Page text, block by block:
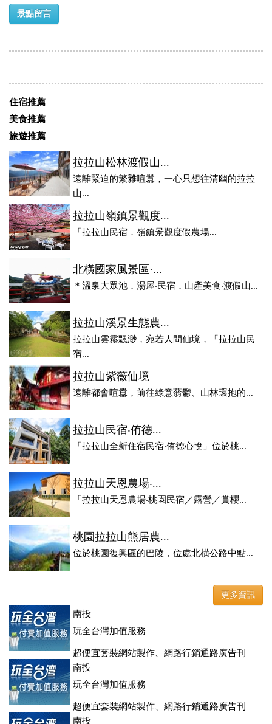
景點留言
住宿推薦
美食推薦
旅遊推薦
拉拉山松林渡假山...
遠離緊迫的繁雜喧囂，一心只想往清幽的拉拉
山...
拉拉山嶺鎮景觀度...
「拉拉山民宿．嶺鎮景觀度假農場...
北橫國家風景區·...
＊溫泉大眾池．湯屋‧民宿．山產美食‧渡假山...
拉拉山溪景生態農...
拉拉山雲霧飄渺，宛若人間仙境，「拉拉山民
宿...
拉拉山紫薇仙境
遠離都會喧囂，前往綠意蓊鬱、山林環抱的...
拉拉山民宿‧侑德...
「拉拉山全新住宿民宿‧侑德心悅」位於桃...
拉拉山天恩農場‧...
「拉拉山天恩農場‧桃園民宿／露營／賞櫻...
桃園拉拉山熊居農...
位於桃園復興區的巴陵，位處北橫公路中點...
更多資訊
南投
玩全台灣加值服務
超便宜套裝網站製作、網路行銷通路廣告刊
登、訂房系統、客房委託旅行社銷售，全面優惠中....
南投
玩全台灣加值服務
超便宜套裝網站製作、網路行銷通路廣告刊
登、訂房系統、客房委託旅行社銷售，全面優惠中....
南投